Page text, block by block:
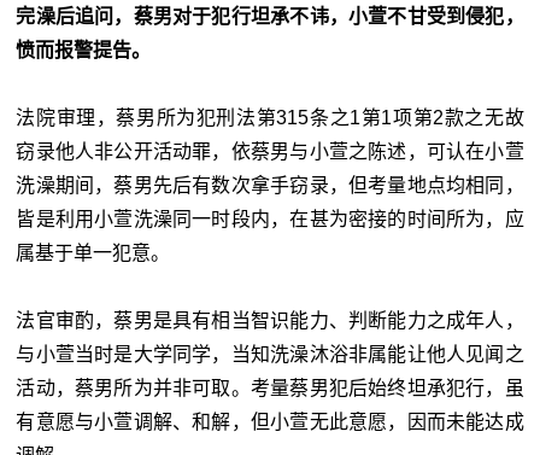
完澡后追问，蔡男对于犯行坦承不讳，小萱不甘受到侵犯，
愤而报警提告。
法院审理，蔡男所为犯刑法第315条之1第1项第2款之无故
窃录他人非公开活动罪，依蔡男与小萱之陈述，可认在小萱
洗澡期间，蔡男先后有数次拿手窃录，但考量地点均相同，
皆是利用小萱洗澡同一时段内，在甚为密接的时间所为，应
属基于单一犯意。
法官审酌，蔡男是具有相当智识能力、判断能力之成年人，
与小萱当时是大学同学，当知洗澡沐浴非属能让他人见闻之
活动，蔡男所为并非可取。考量蔡男犯后始终坦承犯行，虽
有意愿与小萱调解、和解，但小萱无此意愿，因而未能达成